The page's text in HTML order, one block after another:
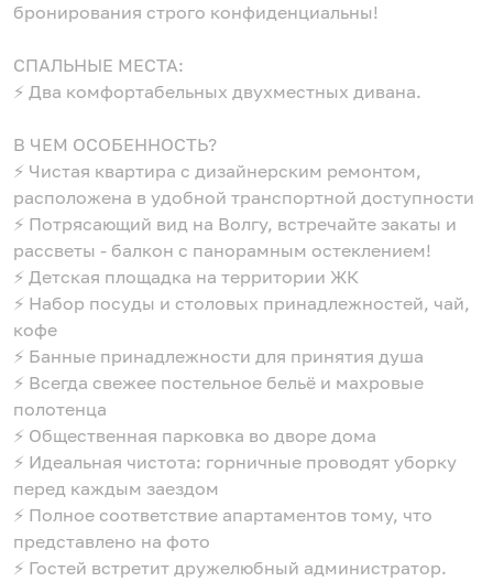
бронирования строго конфиденциальны!
СПАЛЬНЫЕ МЕСТА:
⚡️ Два комфортабельных двухместных дивана.
В ЧЕМ ОСОБЕННОСТЬ?
⚡️ Чистая квартира с дизайнерским ремонтом,
расположена в удобной транспортной доступности
⚡️ Потрясающий вид на Волгу, встречайте закаты и
рассветы - балкон с панорамным остеклением!
⚡️ Детская площадка на территории ЖК
⚡️ Набор посуды и столовых принадлежностей, чай,
кофе
⚡️ Банные принадлежности для принятия душа
⚡️ Всегда свежее постельное бельё и махровые
полотенца
⚡️ Общественная парковка во дворе дома
⚡️ Идеальная чистота: горничные проводят уборку
перед каждым заездом
⚡️ Полное соответствие апартаментов тому, что
представлено на фото
⚡️ Гостей встретит дружелюбный администратор.